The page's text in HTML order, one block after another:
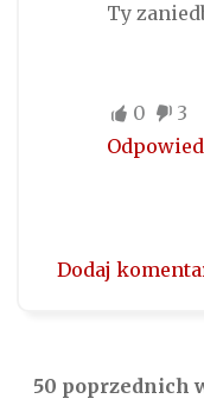
Ty
0
3
Dodaj
50 poprzednich